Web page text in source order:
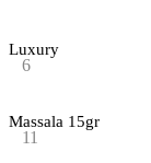
Luxury
6
Massala 15gr
11